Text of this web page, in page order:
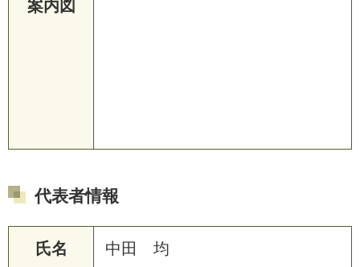
案内図
代表者情報
氏名 中田 均